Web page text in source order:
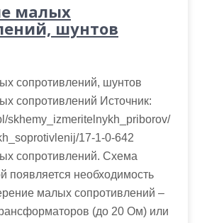
малых
шунтов
сопротивлений, шунтов
сопротивлений Источник:
skhemy_izmeritelnykh_priborov/
17-1-0-642
сопротивлений. Схема
появляется необходимость
малых сопротивлений –
(до 20 Ом) или